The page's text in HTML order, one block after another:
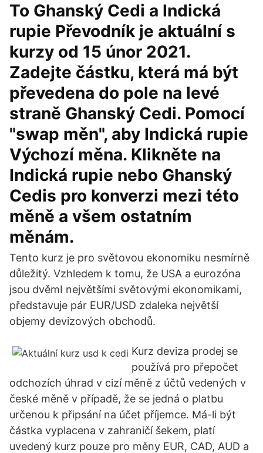
To Ghanský Cedi a Indická
rupie Převodník je aktuální s
kurzy od 15 únor 2021.
Zadejte částku, která má být
převedena do pole na levé
straně Ghanský Cedi. Pomocí
"swap měn", aby Indická rupie
Výchozí měna. Klikněte na
Indická rupie nebo Ghanský
Cedis pro konverzi mezi této
měně a všem ostatním
měnám.
Tento kurz je pro světovou ekonomiku nesmírně
důležitý. Vzhledem k tomu, že USA a eurozóna
jsou dvěmI největšími světovými ekonomikami,
představuje pár EUR/USD zdaleka největší
objemy devizových obchodů.
Kurz deviza prodej se
používá pro přepočet
odchozích úhrad v cizí měně z účtů vedených v
české měně v případě, že se jedná o platbu
určenou k připsání na účet příjemce. Má-li být
částka vyplacena v zahraničí šekem, platí
uvedený kurz pouze pro měny EUR, CAD, AUD a